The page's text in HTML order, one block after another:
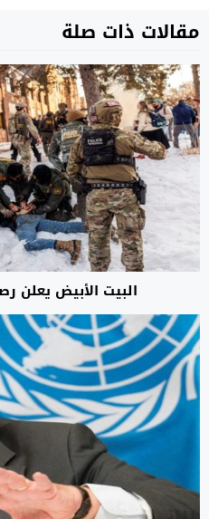
مقالات ذات صلة
البيت الأبيض يعلن